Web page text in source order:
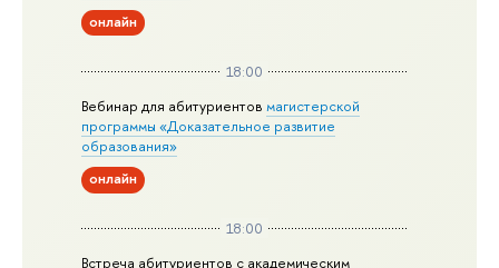
онлайн
18:00
Вебинар для абитуриентовмагистерской
программы «Доказательное развитие
образования»
онлайн
18:00
Встреча абитуриентов с академическим